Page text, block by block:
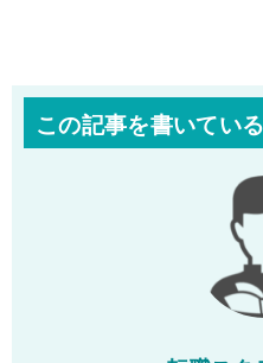
この記事を書いてい